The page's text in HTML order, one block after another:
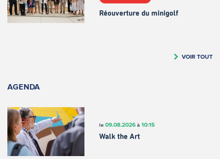
Réouverture du minigolf
VOIR TOUT
AGENDA
le 09.08.2026à 10:15
Walk the Art